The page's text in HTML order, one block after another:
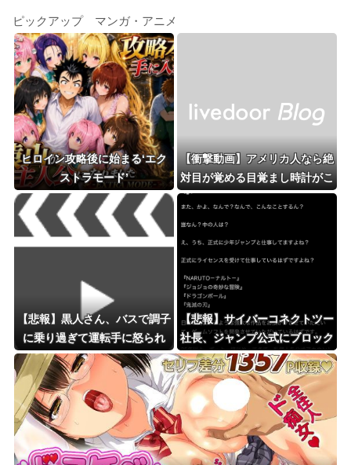
ピックアップ マンガ・アニメ
ヒロイン攻略後に始まる‘エク
ストラモード’
【衝撃動画】アメリカ人なら絶
対目が覚める目覚まし時計がこ
ちら…凄すぎる…
【悲報】黒人さん、バスで調子
に乗り過ぎて運転手に怒られ
る。お前らの想像の1.2倍怒ら
れるｗｗｗｗ
【悲報】サイバーコネクトツー
社長、ジャンプ公式にブロック
されるｗｗｗｗ